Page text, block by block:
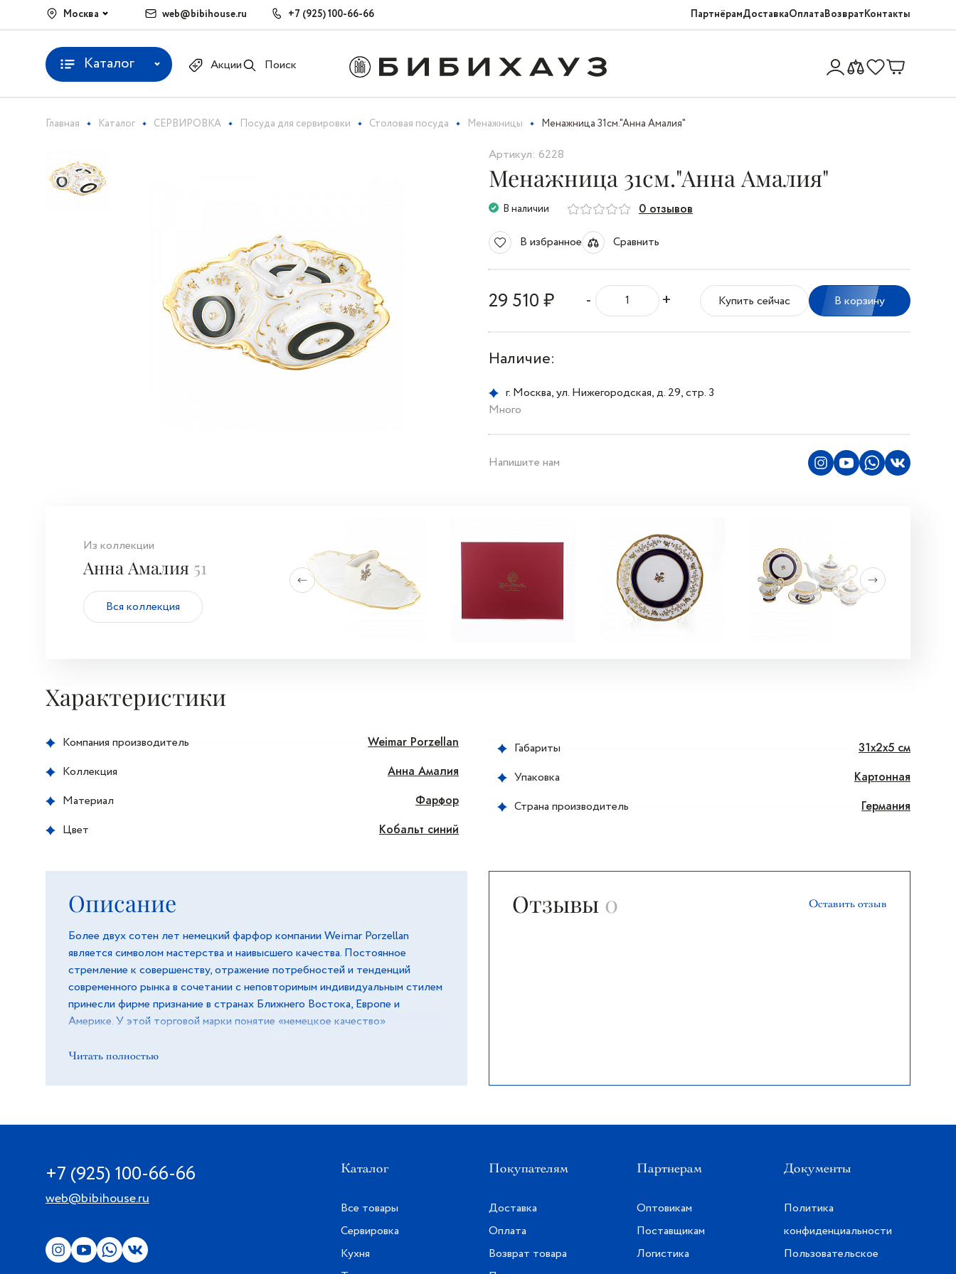
Москва web@bibihouse.ru +7 (925) 100-66-66 ПартнёрамДоставкаОплатаВозвратКонтакты
Каталог Акции Поиск
Главная Каталог СЕРВИРОВКА Посуда для сервировки Столовая посуда Менажницы Менажница 31см."Анна Амалия"
Артикул: 6228
Менажница 31см."Анна Амалия"
В наличии 0 отзывов
В избранное Сравнить
29 510 ₽ - + Купить сейчас В корзину
Наличие:
г. Москва, ул. Нижегородская, д. 29, стр. 3
Много
Напишите нам
Из коллекции
Анна Амалия 51
Вся коллекция
Характеристики
Компания производитель
Weimar Porzellan
Коллекция
Анна Амалия
Материал
Фарфор
Цвет
Кобальт синий
Габариты
31x2x5 см
Упаковка
Картонная
Страна производитель
Германия
Описание
Более двух сотен лет немецкий фарфор компании Weimar Porzellan
является символом мастерства и наивысшего качества. Постоянное
стремление к совершенству, отражение потребностей и тенденций
современного рынка в сочетании с неповторимым индивидуальным стилем
принесли фирме признание в странах Ближнего Востока, Европе и
Америке. У этой торговой марки понятие «немецкое качество»
используя старинные проверенные технологии. Оригинальные орнаменты
особая глазурь поможет сохранить блеск и отличное состояние долгие
Читать полностью
Отзывы 0 Оставить отзыв
+7 (925) 100-66-66
web@bibihouse.ru
Каталог
Все товары
Сервировка
Кухня
Покупателям
Доставка
Оплата
Возврат товара
Партнерам
Оптовикам
Поставщикам
Логистика
Документы
Политика
конфиденциальности
Пользовательское